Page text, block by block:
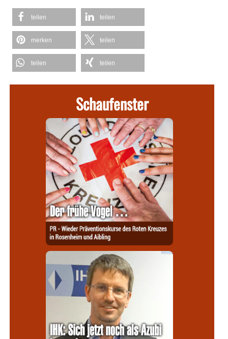
teilen teilen
merken teilen
teilen teilen
Schaufenster